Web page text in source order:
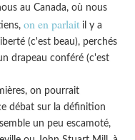
au Canada, où nous
on en parlait il y a
(c'est beau), perchés
drapeau conféré (c'est
on pourrait
débat sur la définition
un peu escamoté,